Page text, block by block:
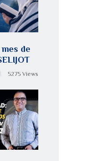
de
5275 Views